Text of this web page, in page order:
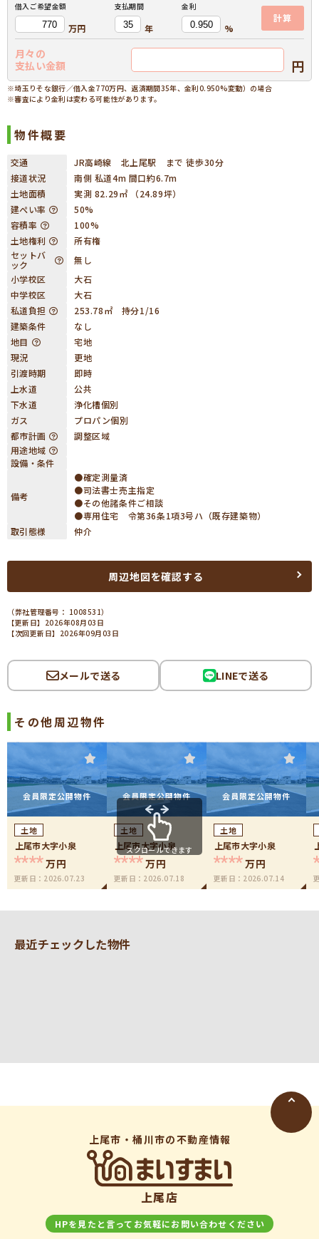
借入ご希望金額
万円
支払期間
年
金利
%
計算
月々の
支払い金額
円
※埼玉りそな銀行／借入金770万円、返済期間35年、金利0.950%変動）の場合
※審査により金利は変わる可能性があります。
物件概要
交通
JR高崎線 北上尾駅 まで 徒歩30分
接道状況
南側 私道4m 間口約6.7m
土地面積
実測 82.29㎡ （24.89坪）
建ぺい率
50%
容積率
100%
土地権利
所有権
セットバ
ック
無し
小学校区
大石
中学校区
大石
私道負担
253.78㎡ 持分1/16
建築条件
なし
地目
宅地
現況
更地
引渡時期
即時
上水道
公共
下水道
浄化槽個別
ガス
プロパン個別
都市計画
調整区域
用途地域
設備・条件
備考
●確定測量済
●司法書士売主指定
●その他諸条件ご相談
●専用住宅 令第36条1項3号ハ（既存建築物）
取引態様
仲介
周辺地図を確認する
（弊社管理番号： 1008531）
【更新日】2026年08月03日
【次回更新日】2026年09月03日
メールで送る LINEで送る
その他周辺物件
会員限定公開物件
土地
上尾市大字小泉
****万円
更新日： 2026.07.23
会員限定公開物件
土地
上尾市大字小泉
****万円
更新日： 2026.07.18
会員限定公開物件
土地
上尾市大字小泉
****万円
更新日： 2026.07.14
スクロールできます
最近チェックした物件
上尾市・桶川市の不動産情報
上尾店
HPを見たと言ってお気軽にお問い合わせください